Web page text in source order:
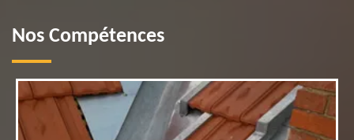
Nos Compétences